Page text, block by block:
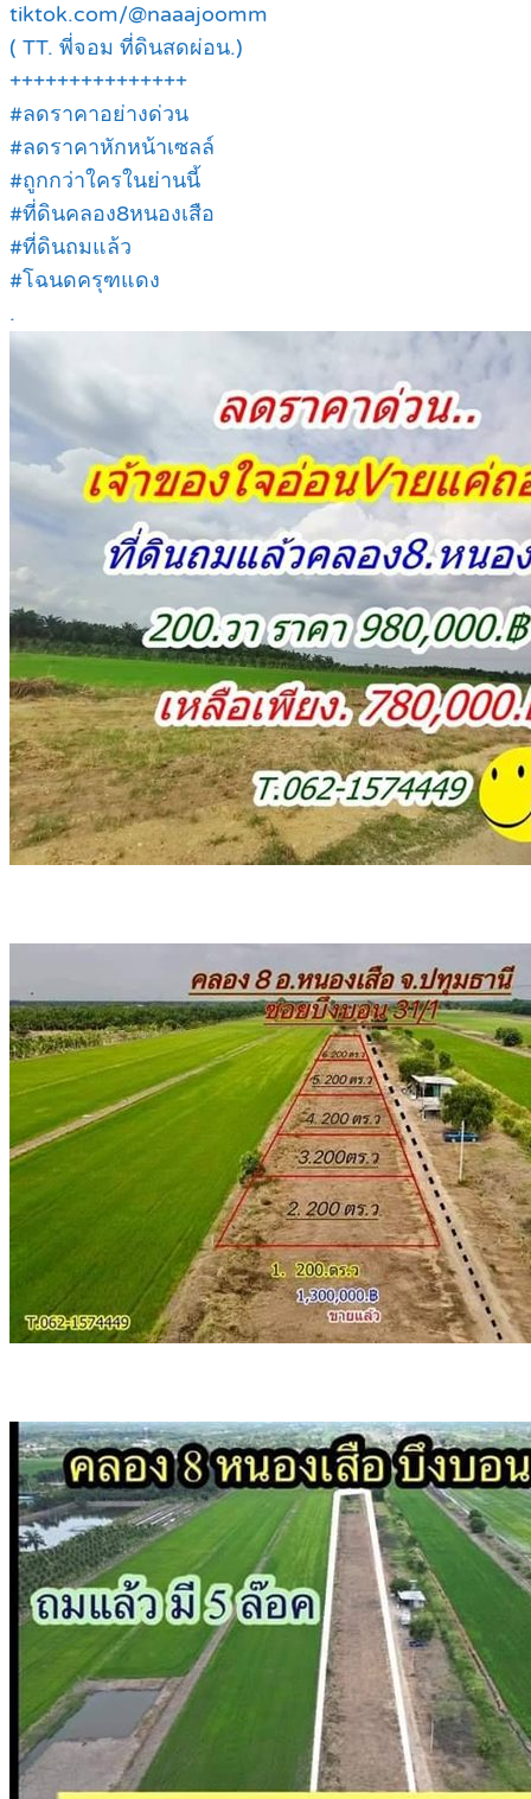
tiktok.com/@naaajoomm
( TT. พี่จอม ที่ดินสดผ่อน.)
+++++++++++++++
#ลดราคาอย่างด่วน
#ลดราคาหักหน้าเซลล์
#ถูกกว่าใครในย่านนี้
#ที่ดินคลอง8หนองเสือ
#ที่ดินถมแล้ว
#โฉนดครุฑแดง
.